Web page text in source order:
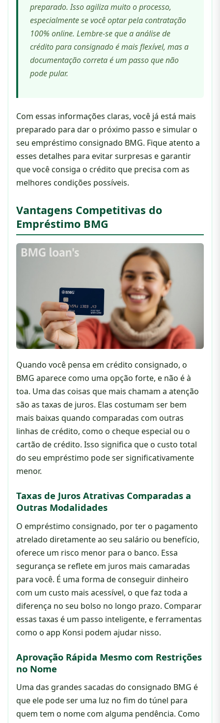
preparado. Isso agiliza muito o processo,
especialmente se você optar pela contratação
100% online. Lembre-se que a análise de
crédito para consignado é mais flexível, mas a
documentação correta é um passo que não
pode pular.
Com essas informações claras, você já está mais
preparado para dar o próximo passo e simular o
seu empréstimo consignado BMG. Fique atento a
esses detalhes para evitar surpresas e garantir
que você consiga o crédito que precisa com as
melhores condições possíveis.
Vantagens Competitivas do
Empréstimo BMG
Quando você pensa em crédito consignado, o
BMG aparece como uma opção forte, e não é à
toa. Uma das coisas que mais chamam a atenção
são as taxas de juros. Elas costumam ser bem
mais baixas quando comparadas com outras
linhas de crédito, como o cheque especial ou o
cartão de crédito. Isso significa que o custo total
do seu empréstimo pode ser significativamente
menor.
Taxas de Juros Atrativas Comparadas a
Outras Modalidades
O empréstimo consignado, por ter o pagamento
atrelado diretamente ao seu salário ou benefício,
oferece um risco menor para o banco. Essa
segurança se reflete em juros mais camaradas
para você. É uma forma de conseguir dinheiro
com um custo mais acessível, o que faz toda a
diferença no seu bolso no longo prazo. Comparar
essas taxas é um passo inteligente, e ferramentas
como o app Konsi podem ajudar nisso.
Aprovação Rápida Mesmo com Restrições
no Nome
Uma das grandes sacadas do consignado BMG é
que ele pode ser uma luz no fim do túnel para
quem tem o nome com alguma pendência. Como